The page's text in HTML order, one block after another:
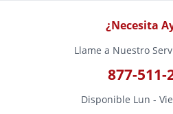
¿Necesita
Llame a Nuestro
877-511-
Disponible Lun -